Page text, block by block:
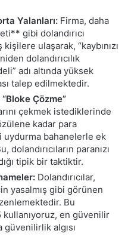
Yalanları: Firma, daha
gibi dolandırıcı
ulaşarak, “kaybınızı
dolandırıcılık
adı altında yüksek
talep edilmektedir.
Çözme”
çekmek istediklerinde
kadar para
uydurma bahanelerle ek
paranızı
tipik bir taktiktir.
Dolandırıcılar,
yasalmış gibi görünen
Bu
en güvenilir
algısı